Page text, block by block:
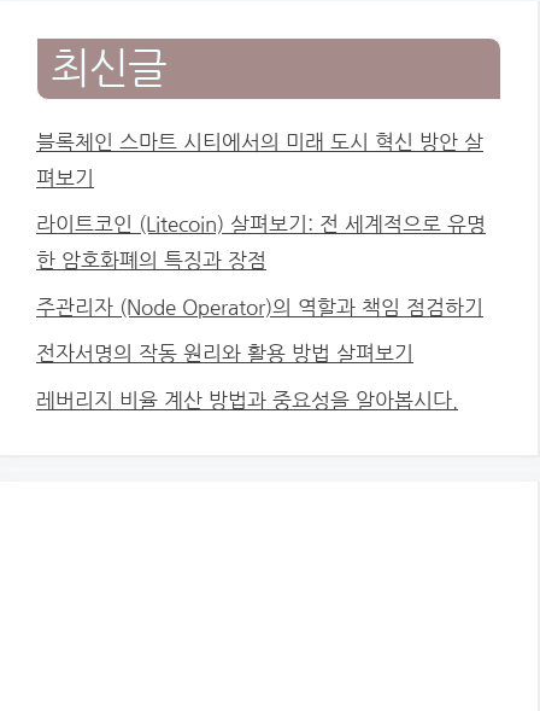
최신글
블록체인 스마트 시티에서의 미래 도시 혁신 방안 살
펴보기
라이트코인 (Litecoin) 살펴보기: 전 세계적으로 유명
한 암호화폐의 특징과 장점
주관리자 (Node Operator)의 역할과 책임 점검하기
전자서명의 작동 원리와 활용 방법 살펴보기
레버리지 비율 계산 방법과 중요성을 알아봅시다.